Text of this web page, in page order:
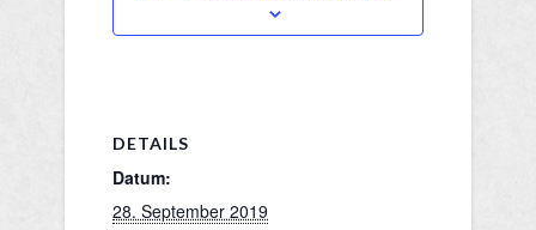
DETAILS
Datum:
28. September 2019